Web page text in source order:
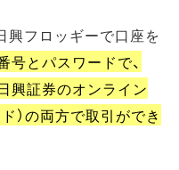
興フロッギーで口座を
号とパスワードで、
興証券のオンライン
）の両方で取引ができ